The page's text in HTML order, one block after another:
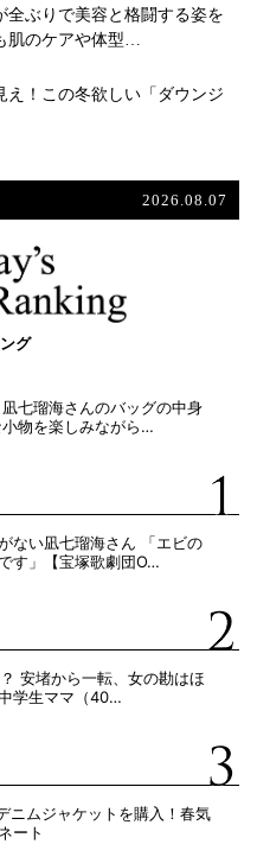
全ぶりで美容と格闘する姿を
肌のケアや体型…
え！この冬欲しい「ダウンジ
2026.08.07
グ
七瑠海さんのバッグの中身
物を楽しみながら…
ない凪七瑠海さん 「エビの
す」【宝塚歌劇団O…
安堵から一転、女の勘はほ
学生ママ（40…
ニムジャケットを購入！春気
ート